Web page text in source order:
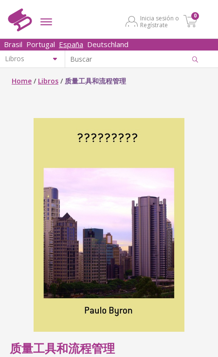
Inicia sesión o
Regístrate
0
Brasil Portugal España Deutschland
Home / Libros / 质量工具和流程管理
质量工具和流程管理